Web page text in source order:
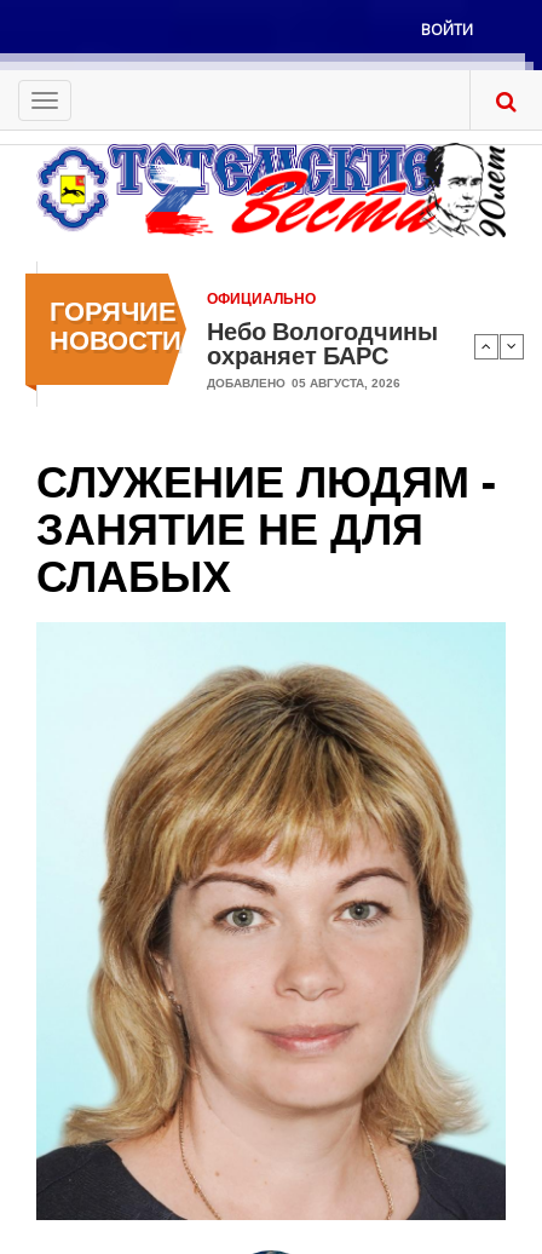
основному
содержанию
Меню
учётной
записи
пользователя
ВОЙТИ
Toggle
navigation
ГОРЯЧИЕ
НОВОСТИ
ОФИЦИАЛЬНО
Небо Вологодчины
охраняет БАРС
ДОБАВЛЕНО 05 АВГУСТА, 2026
СЛУЖЕНИЕ ЛЮДЯМ -
ЗАНЯТИЕ НЕ ДЛЯ
СЛАБЫХ